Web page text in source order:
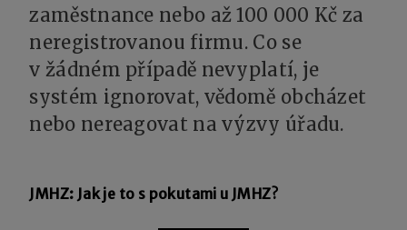
zaměstnance nebo až 100 000 Kč za
neregistrovanou firmu. Co se
v žádném případě nevyplatí, je
systém ignorovat, vědomě obcházet
nebo nereagovat na výzvy úřadu.
JMHZ: Jak je to s pokutami u JMHZ?